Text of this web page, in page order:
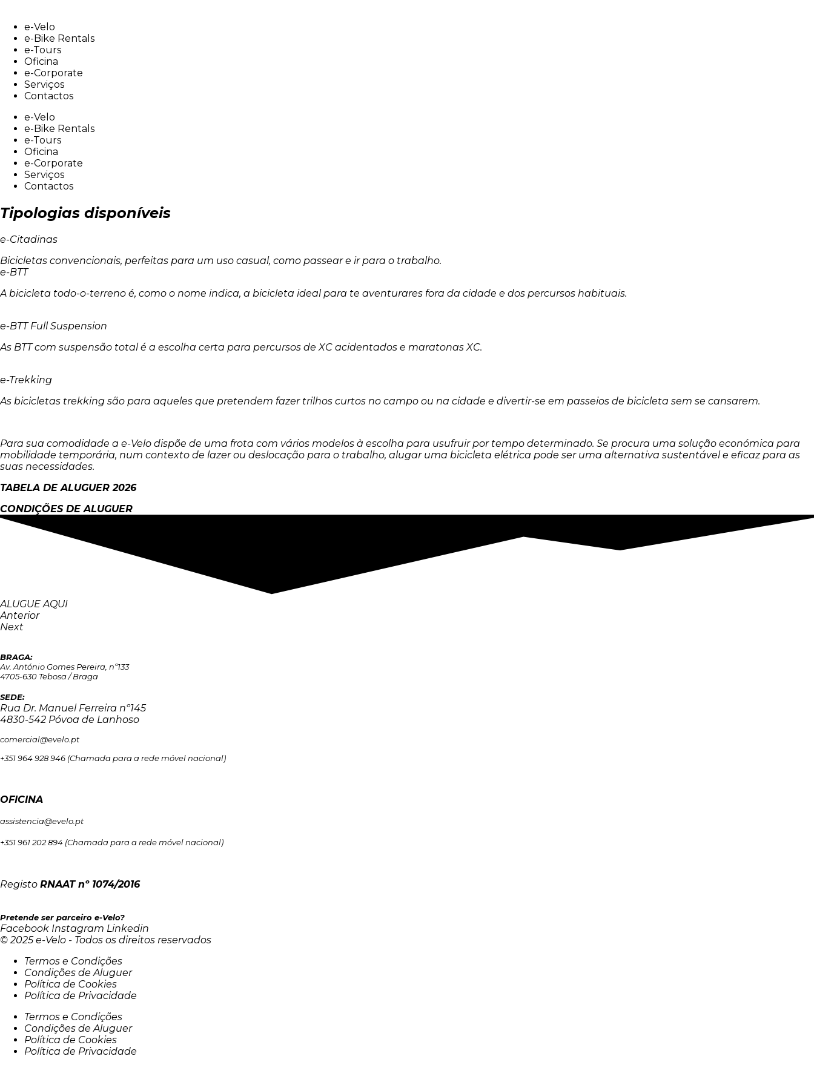
contente-Velo
e-Bike Rentals
e-Tours
Oficina
e-Corporate
Serviços
Contactos
e-Velo
e-Bike Rentals
e-Tours
Oficina
e-Corporate
Serviços
Contactos
Tipologias disponíveis
e-Citadinas
Bicicletas convencionais, perfeitas para um uso casual, como passear e ir para o trabalho.
e-BTT
A bicicleta todo-o-terreno é, como o nome indica, a bicicleta ideal para te aventurares fora da cidade e dos percursos habituais.
e-BTT Full Suspension
As BTT com suspensão total é a escolha certa para percursos de XC acidentados e maratonas XC.
e-Trekking
As bicicletas trekking são para aqueles que pretendem fazer trilhos curtos no campo ou na cidade e divertir-se em passeios de bicicleta sem se cansarem.
Para sua comodidade a e-Velo dispõe de uma frota com vários modelos à escolha para usufruir por tempo determinado. Se procura uma solução económica para
mobilidade temporária, num contexto de lazer ou deslocação para o trabalho, alugar uma bicicleta elétrica pode ser uma alternativa sustentável e eficaz para as
suas necessidades.
TABELA DE ALUGUER 2026
CONDIÇÕES DEALUGUER
ALUGUE AQUI
Anterior
Next
BRAGA:
Av. António Gomes Pereira, nº133
4705-630 Tebosa / Braga
SEDE:
Rua Dr. Manuel Ferreira nº145
4830-542 Póvoa de Lanhoso
comercial@evelo.pt
+351 964 928 946 (Chamada para a rede móvel nacional)
OFICINA
assistencia@evelo.pt
+351 961 202 894 (Chamada para a rede móvel nacional)
Registo RNAATnº 1074/2016
Pretende ser parceiro e-Velo?
Facebook Instagram Linkedin
© 2025 e-Velo - Todos os direitos reservados
Termos e Condições
Condições de Aluguer
Política de Cookies
Política de Privacidade
Termos e Condições
Condições de Aluguer
Política de Cookies
Política de Privacidade